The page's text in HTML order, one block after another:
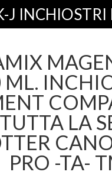
J INCHIOSTRI
LA
PRO -TA-